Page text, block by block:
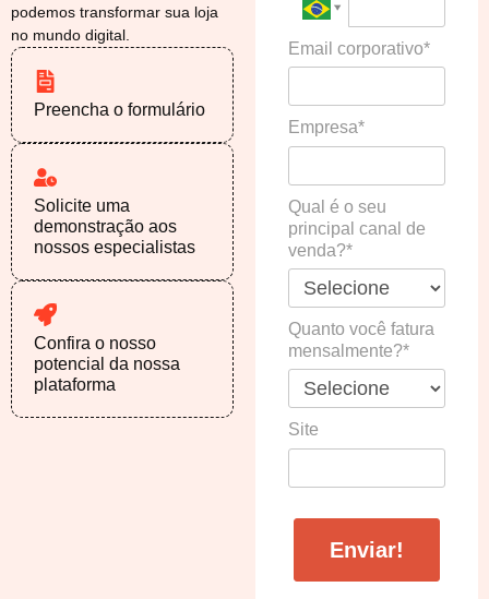
podemos transformar sua loja
no mundo digital.
Preencha o formulário
Solicite uma
demonstração aos
nossos especialistas
Confira o nosso
potencial da nossa
plataforma
Email corporativo*
Empresa*
Qual é o seu
principal canal de
venda?*
Quanto você fatura
mensalmente?*
Site
Enviar!